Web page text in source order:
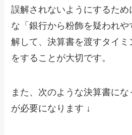
誤解されないようにするため
な「銀行から粉飾を疑われ
解して、決算書を渡すタイミ
をすることが大切です。
また、次のような決算書に
が必要になります ↓